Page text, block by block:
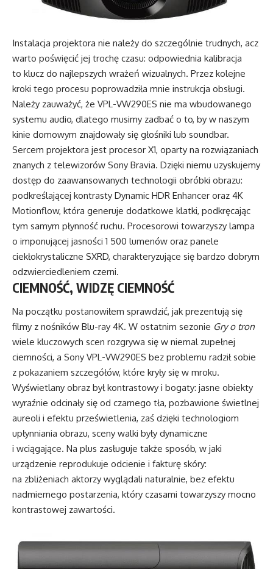
Instalacja projektora nie należy do szczególnie trudnych, acz
warto poświęcić jej trochę czasu: odpowiednia kalibracja
to klucz do najlepszych wrażeń wizualnych. Przez kolejne
kroki tego procesu poprowadziła mnie instrukcja obsługi.
Należy zauważyć, że VPL-VW290ES nie ma wbudowanego
systemu audio, dlatego musimy zadbać o to, by w naszym
kinie domowym znajdowały się głośniki lub soundbar.
Sercem projektora jest procesor X1, oparty na rozwiązaniach
znanych z telewizorów Sony Bravia. Dzięki niemu uzyskujemy
dostęp do zaawansowanych technologii obróbki obrazu:
podkreślającej kontrasty Dynamic HDR Enhancer oraz 4K
Motionflow, która generuje dodatkowe klatki, podkręcając
tym samym płynność ruchu. Procesorowi towarzyszy lampa
o imponującej jasności 1 500 lumenów oraz panele
ciekłokrystaliczne SXRD, charakteryzujące się bardzo dobrym
odzwierciedleniem czerni.
CIEMNOŚĆ, WIDZĘ CIEMNOŚĆ
Na początku postanowiłem sprawdzić, jak prezentują się
filmy z nośników Blu-ray 4K. W ostatnim sezonie Gry o tron
wiele kluczowych scen rozgrywa się w niemal zupełnej
ciemności, a Sony VPL-VW290ES bez problemu radził sobie
z pokazaniem szczegółów, które kryły się w mroku.
Wyświetlany obraz był kontrastowy i bogaty: jasne obiekty
wyraźnie odcinały się od czarnego tła, pozbawione świetlnej
aureoli i efektu prześwietlenia, zaś dzięki technologiom
upłynniania obrazu, sceny walki były dynamiczne
i wciągające. Na plus zasługuje także sposób, w jaki
urządzenie reprodukuje odcienie i fakturę skóry:
na zbliżeniach aktorzy wyglądali naturalnie, bez efektu
nadmiernego postarzenia, który czasami towarzyszy mocno
kontrastowej zawartości.